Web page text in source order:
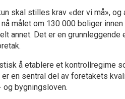
skal stilles krav «der vi må»,
målet om 130 000 boliger
annet. Det er en
å etablere et kontrollregime
en sentral del av foretakets
og bygningsloven.